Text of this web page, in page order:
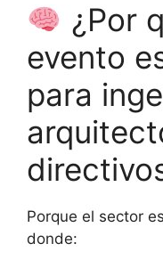
¿Por
evento
para
Porque el sector
donde: